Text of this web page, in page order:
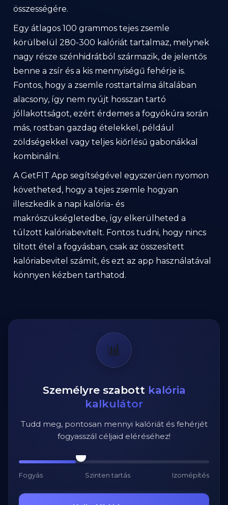
összességére.
Egy átlagos 100 grammos tejes zsemle
körülbelül 280-300 kalóriát tartalmaz, melynek
nagy része szénhidrátból származik, de jelentős
benne a zsír és a kis mennyiségű fehérje is.
Fontos, hogy a zsemle rosttartalma általában
alacsony, így nem nyújt hosszan tartó
jóllakottságot, ezért érdemes a fogyókúra során
más, rostban gazdag ételekkel, például
zöldségekkel vagy teljes kiőrlésű gabonákkal
kombinálni.
A GetFIT App segítségével egyszerűen nyomon
követheted, hogy a tejes zsemle hogyan
illeszkedik a napi kalória- és
makrószükségletedbe, így elkerülheted a
túlzott kalóriabevitelt. Fontos tudni, hogy nincs
tiltott étel a fogyásban, csak az összesített
kalóriabevitel számít, és ezt az app használatával
könnyen kézben tarthatod.
📊
Személyre szabott kalória
kalkulátor
Tudd meg, pontosan mennyi kalóriát és fehérjét
fogyasszál céljaid eléréséhez!
Fogyás Szinten tartás Izomépítés